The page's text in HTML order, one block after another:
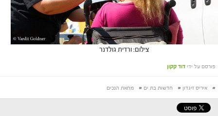
צילום: ורדית גולדנר
פורסם על ידי דוד קקון
# איריס זיגדון # חדשות בת ים # מחאת הנכים